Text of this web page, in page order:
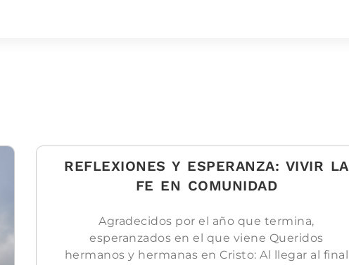
REFLEXIONES Y ESPERANZA: VIVIR LA
FE EN COMUNIDAD
Agradecidos por el año que termina,
esperanzados en el que viene Queridos
hermanos y hermanas en Cristo: Al llegar al final